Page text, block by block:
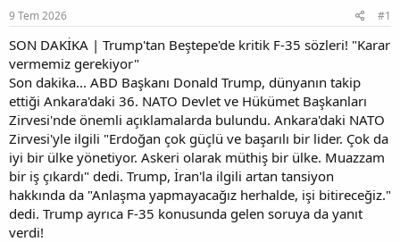
u
b
a
l
a
t
a
n
g
ı
ç
t
a
r
i
h
i
9 Tem 2026 #1
SON DAKİKA | Trump'tan Beştepe'de kritik F-35 sözleri! "Karar
vermemiz gerekiyor"
Son dakika... ABD Başkanı Donald Trump, dünyanın takip
ettiği Ankara'daki 36. NATO Devlet ve Hükümet Başkanları
Zirvesi'nde önemli açıklamalarda bulundu. Ankara'daki NATO
Zirvesi'yle ilgili "Erdoğan çok güçlü ve başarılı bir lider. Çok da
iyi bir ülke yönetiyor. Askeri olarak müthiş bir ülke. Muazzam
bir iş çıkardı" dedi. Trump, İran'la ilgili artan tansiyon
hakkında da "Anlaşma yapmayacağız herhalde, işi bitireceğiz."
dedi. Trump ayrıca F-35 konusunda gelen soruya da yanıt
verdi!